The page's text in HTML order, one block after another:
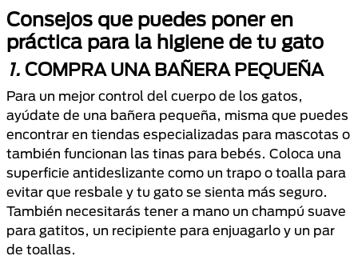
Consejos que puedes poner en
práctica para la higiene de tu gato
1. COMPRA UNA BAÑERA PEQUEÑA
Para un mejor control del cuerpo de los gatos,
ayúdate de una bañera pequeña, misma que puedes
encontrar en tiendas especializadas para mascotas o
también funcionan las tinas para bebés. Coloca una
superficie antideslizante como un trapo o toalla para
evitar que resbale y tu gato se sienta más seguro.
También necesitarás tener a mano un champú suave
para gatitos, un recipiente para enjuagarlo y un par
de toallas.